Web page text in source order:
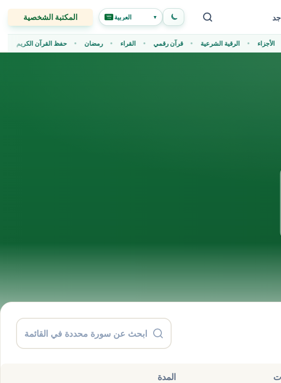
العربية ▼ المكتبة الشخصية
حفظ القرآن الكريم رمضان القراء قرآن رقمي الرقية الشرعية الأجزاء
المدة